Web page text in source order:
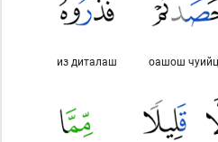
оашош
из диталаш